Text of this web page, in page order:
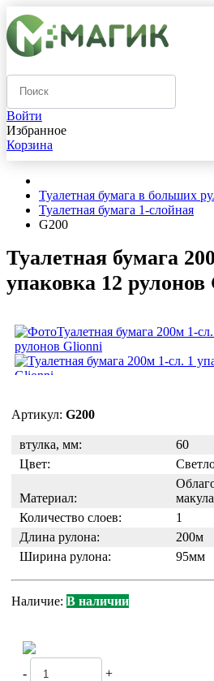
Войти
Избранное
Корзина
Туалетная бумага в больших
Туалетная бумага 1-слойная
G200
Туалетная бумага
упаковка 12
Артикул: G200
втулка, мм:
60
Цвет:
Материал:
Количество слоев:
1
Длина рулона:
200м
Ширина рулона:
95мм
Наличие: В наличии
-
+